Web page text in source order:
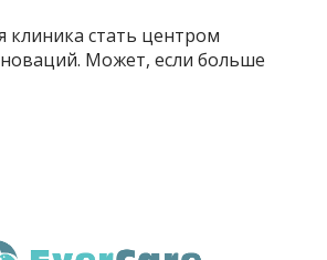
клиника стать центром
Может, если больше